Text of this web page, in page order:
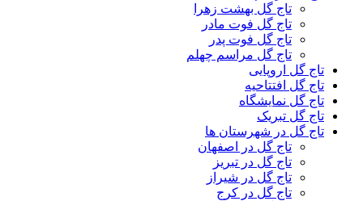
تاج گل بهشت زهرا
تاج گل فوت مادر
تاج گل فوت پدر
تاج گل مراسم چهلم
تاج گل اروپایی
تاج گل افتتاحیه
تاج گل نمایشگاه
تاج گل تبریک
تاج گل در شهرستان ها
تاج گل در اصفهان
تاج گل در تبریز
تاج گل در شیراز
تاج گل در کرج